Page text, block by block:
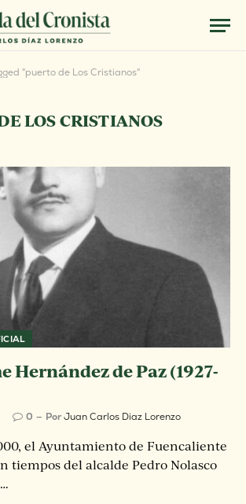
"puerto de Los Cristianos"
LOS CRISTIANOS
Hernández de Paz (1927-
0 PorJuan Carlos Diaz Lorenzo
el Ayuntamiento de Fuencaliente
tiempos del alcalde Pedro Nolasco